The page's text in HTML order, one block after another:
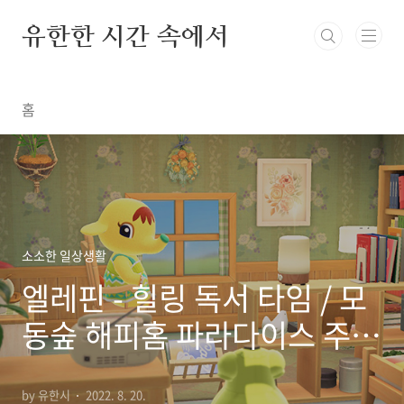
유한한 시간 속에서
홈
소소한 일상생활
엘레핀 - 힐링 독서 타임 / 모
동숲 해피홈 파라다이스 주민
가구
by 유한시 2022. 8. 20.